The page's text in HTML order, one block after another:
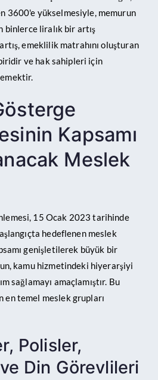
3600'e yükselmesiyle, memurun
binlerce liralık bir artış
emeklilik matrahını oluşturan
ve hak sahipleri için
Kapsamı
Meslek
15 Ocak 2023 tarihinde
hedeflenen meslek
genişletilerek büyük bir
kamu hizmetindeki hiyerarşiyi
sağlamayı amaçlamıştır. Bu
en temel meslek grupları
Polisler,
Din Görevlileri